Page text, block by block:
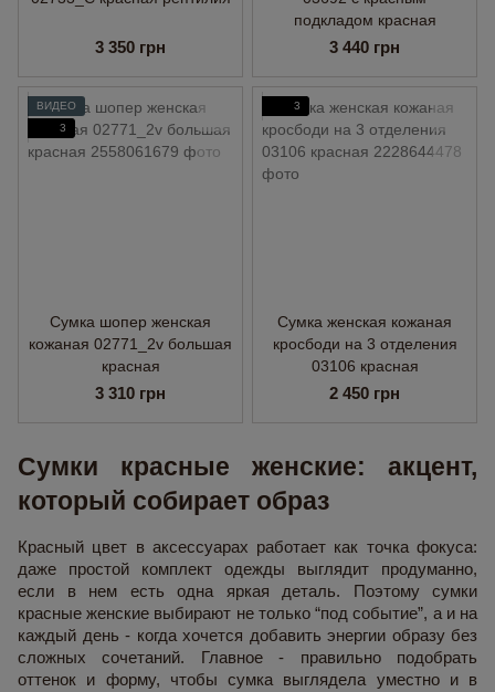
3 350 грн
подкладом красная
3 440 грн
ВИДЕО
3
Сумка шопер женская
кожаная 02771_2v большая
красная
3 310 грн
3
Сумка женская кожаная
кросбоди на 3 отделения
03106 красная
2 450 грн
Сумки красные женские: акцент,
который собирает образ
Красный цвет в аксессуарах работает как точка фокуса:
даже простой комплект одежды выглядит продуманно,
если в нем есть одна яркая деталь. Поэтому сумки
красные женские выбирают не только “под событие”, а и на
каждый день - когда хочется добавить энергии образу без
сложных сочетаний. Главное - правильно подобрать
оттенок и форму, чтобы сумка выглядела уместно и в